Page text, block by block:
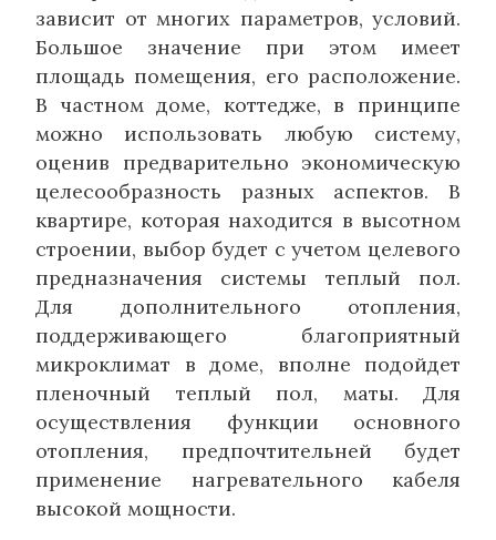
зависит от многих параметров, условий.
Большое значение при этом имеет
площадь помещения, его расположение.
В частном доме, коттедже, в принципе
можно использовать любую систему,
оценив предварительно экономическую
целесообразность разных аспектов. В
квартире, которая находится в высотном
строении, выбор будет с учетом целевого
предназначения системы теплый пол.
Для дополнительного отопления,
поддерживающего благоприятный
микроклимат в доме, вполне подойдет
пленочный теплый пол, маты. Для
осуществления функции основного
отопления, предпочтительней будет
применение нагревательного кабеля
высокой мощности.